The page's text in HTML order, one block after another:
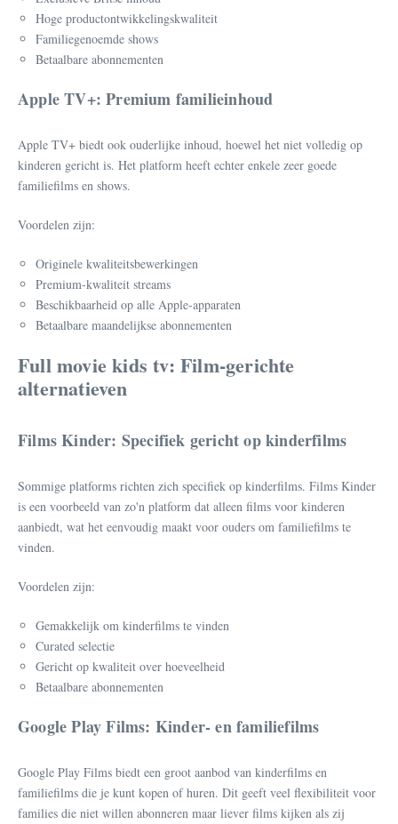
Hoge productontwikkelingskwaliteit
Familiegenoemde shows
Betaalbare abonnementen
Apple TV+: Premium familieinhoud
Apple TV+ biedt ook ouderlijke inhoud, hoewel het niet volledig op
kinderen gericht is. Het platform heeft echter enkele zeer goede
familiefilms en shows.
Voordelen zijn:
Originele kwaliteitsbewerkingen
Premium-kwaliteit streams
Beschikbaarheid op alle Apple-apparaten
Betaalbare maandelijkse abonnementen
Full movie kids tv: Film-gerichte
alternatieven
Films Kinder: Specifiek gericht op kinderfilms
Sommige platforms richten zich specifiek op kinderfilms. Films Kinder
is een voorbeeld van zo'n platform dat alleen films voor kinderen
aanbiedt, wat het eenvoudig maakt voor ouders om familiefilms te
vinden.
Voordelen zijn:
Gemakkelijk om kinderfilms te vinden
Curated selectie
Gericht op kwaliteit over hoeveelheid
Betaalbare abonnementen
Google Play Films: Kinder- en familiefilms
Google Play Films biedt een groot aanbod van kinderfilms en
familiefilms die je kunt kopen of huren. Dit geeft veel flexibiliteit voor
families die niet willen abonneren maar liever films kijken als zij